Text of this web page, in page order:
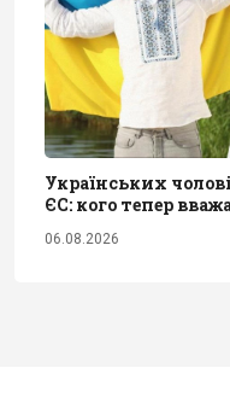
Українських
ЄС: кого тепер
06.08.2026